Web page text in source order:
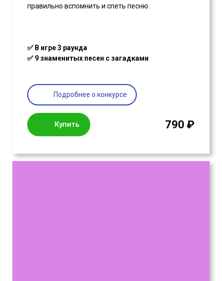
правильно вспомнить и спеть песню.
✅ В игре 3 раунда
✅ 9 знаменитых песен с загадками
Подробнее о конкурсе
Купить 790 ₽